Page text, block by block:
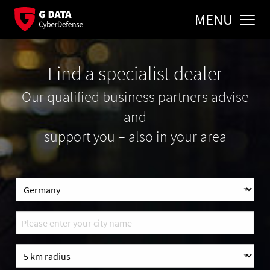
MENU
Find a specialist dealer
Our qualified business partners advise
and
support you – also in your area